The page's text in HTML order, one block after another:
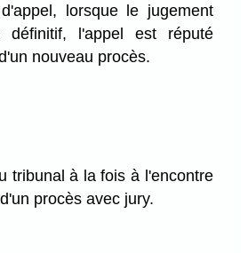
lorsque le jugement
l'appel est réputé
nouveau procès.
tribunal à la fois à l'encontre
procès avec jury.